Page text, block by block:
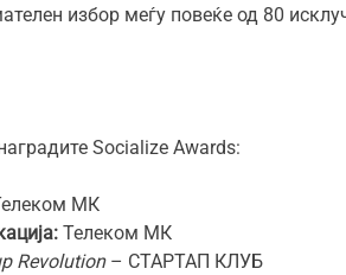
избор меѓу повеќе од 80
Socialize Awards:
МК
Телеком МК
Revolution– СТАРТАП КЛУБ